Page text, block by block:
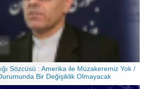
Sözcüsü : Amerika ile Müzakeremiz Yok /
Bir Değişiklik Olmayacak